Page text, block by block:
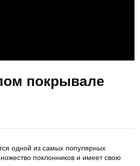
покрывале
одной из самых популярных
поклонников и имеет свою